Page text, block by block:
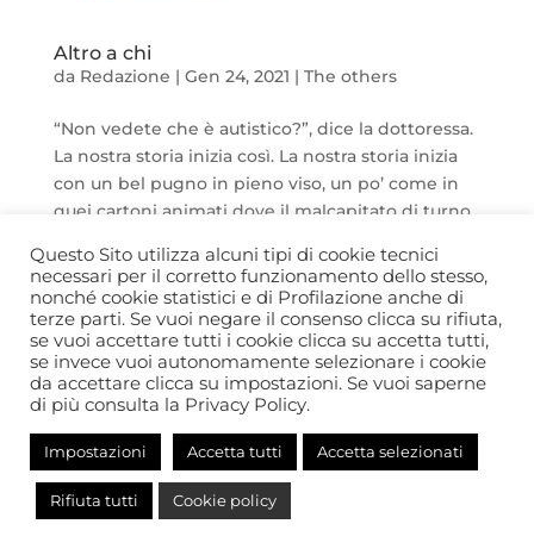
Altro a chi
da Redazione | Gen 24, 2021 | The others
“Non vedete che è autistico?”, dice la dottoressa.
La nostra storia inizia così. La nostra storia inizia
con un bel pugno in pieno viso, un po’ come in
quei cartoni animati dove il malcapitato di turno
esce un bel...
© Comitato Autismo 365 - APS
Questo Sito utilizza alcuni tipi di cookie tecnici
necessari per il corretto funzionamento dello stesso,
nonché cookie statistici e di Profilazione anche di
terze parti. Se vuoi negare il consenso clicca su rifiuta,
se vuoi accettare tutti i cookie clicca su accetta tutti,
se invece vuoi autonomamente selezionare i cookie
da accettare clicca su impostazioni. Se vuoi saperne
di più consulta la Privacy Policy.
Impostazioni Accetta tutti Accetta selezionati
Rifiuta tutti Cookie policy